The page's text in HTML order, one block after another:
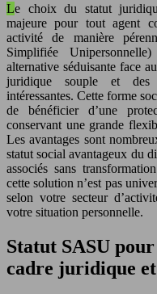
Le choix du statut juridique constitue une décision stratégique
majeure pour tout agent
activité de manière
Simplifiée
alternative séduisante face
juridique souple et des
intéressantes. Cette forme
de bénéficier d’une
conservant une grande
Les avantages sont
statut social avantageux du
associés sans
cette solution n’est pas
selon votre secteur
votre situation personnelle.
Statut SASU
cadre juridique